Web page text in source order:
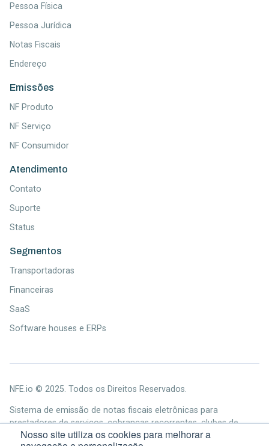
Nosso site utiliza os cookies para melhorar a
Pessoa Física
Pessoa Jurídica
Notas Fiscais
Endereço
Emissões
NF Produto
NF Serviço
NF Consumidor
Atendimento
Contato
Suporte
Status
Segmentos
Transportadoras
Financeiras
SaaS
Software houses e ERPs
NFE.io © 2025. Todos os Direitos Reservados.
Sistema de emissão de notas fiscais eletrônicas para
prestadores de serviços, cobranças recorrentes, clubes de
assinaturas e outros tipos de empresas.